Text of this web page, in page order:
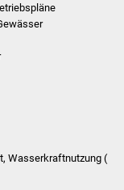
Wasserkraftnutzung (